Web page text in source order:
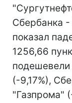
Сбербанка -
показал
1256,66
подешевели
(-9,17%),
"Газпрома"